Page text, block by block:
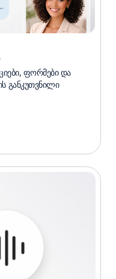
ფორმები და
განკუთვნილი